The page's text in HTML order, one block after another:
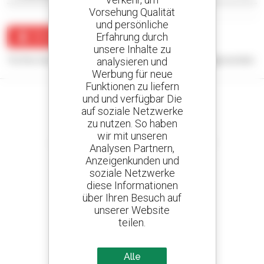
Benachrichtigung erstellen
Für Ihre Suchanfrage konnten keine Ergebnisse angezeigt werden.
Kreieren Sie Ihre Benachrichtigungen
und erhalten Sie Anzeigen für Gebrauchtmaterial
800 vertragshändler
Manitou weltweit
Vorsehung Qualität
und persönliche
Erfahrung durch
unsere Inhalte zu
analysieren und
Werbung für neue
Funktionen zu liefern
und und verfügbar Die
auf soziale Netzwerke
zu nutzen. So haben
wir mit unseren
Analysen Partnern,
Anzeigenkunden und
soziale Netzwerke
diese Informationen
über Ihren Besuch auf
unserer Website
teilen.
Alle